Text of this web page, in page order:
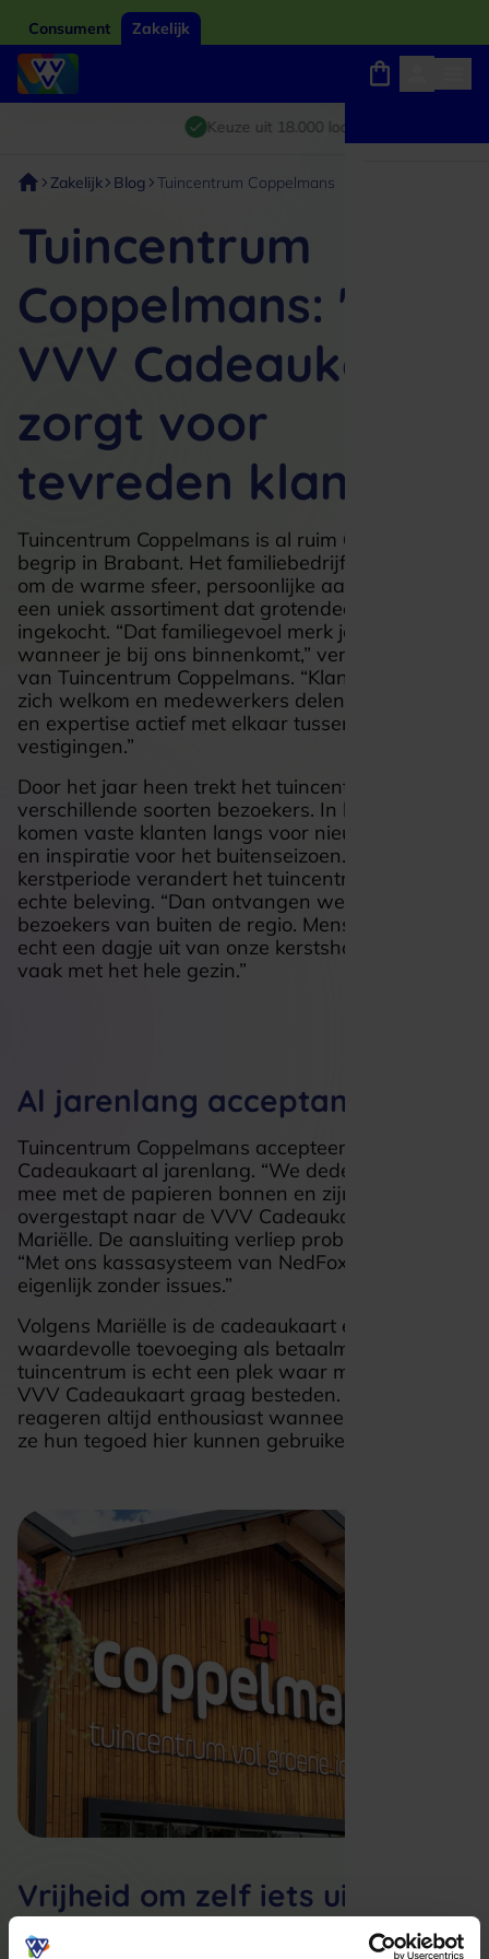
Consument Zakelijk
Winkels, webshops en uitjes
Keuze uit 18.000 locaties
Giftcard van het jaar 2026
Zakelijk Blog Tuincentrum Coppelmans
Tuincentrum
Coppelmans: "De
VVV Cadeaukaart
zorgt voor
tevreden klanten"
Tuincentrum Coppelmans is al ruim 60 jaar een
begrip in Brabant. Het familiebedrijf staat bekend
om de warme sfeer, persoonlijke aandacht en
een uniek assortiment dat grotendeels zelf wordt
ingekocht. “Dat familiegevoel merk je meteen
wanneer je bij ons binnenkomt,” vertelt Mariëlle
van Tuincentrum Coppelmans. “Klanten voelen
zich welkom en medewerkers delen hun kennis
en expertise actief met elkaar tussen onze acht
vestigingen.”
Door het jaar heen trekt het tuincentrum
verschillende soorten bezoekers. In het voorjaar
komen vaste klanten langs voor nieuwe planten
en inspiratie voor het buitenseizoen. Tijdens de
kerstperiode verandert het tuincentrum in een
echte beleving. “Dan ontvangen we ook veel
bezoekers van buiten de regio. Mensen maken
echt een dagje uit van onze kerstshow en komen
vaak met het hele gezin.”
Al jarenlang acceptant
Tuincentrum Coppelmans accepteert de VVV
Cadeaukaart al jarenlang. “We deden vroeger al
mee met de papieren bonnen en zijn in 2017
overgestapt naar de VVV Cadeaukaart,” vertelt
Mariëlle. De aansluiting verliep probleemloos.
“Met ons kassasysteem van NedFox ging dat
eigenlijk zonder issues.”
Volgens Mariëlle is de cadeaukaart een
waardevolle toevoeging als betaalmiddel. “Ons
tuincentrum is echt een plek waar mensen hun
VVV Cadeaukaart graag besteden. Klanten
reageren altijd enthousiast wanneer ze zien dat
ze hun tegoed hier kunnen gebruiken.”
Vrijheid om zelf iets uit te
kiezen